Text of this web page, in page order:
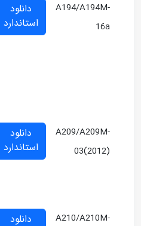
A194/A194M-
16a
دانلود
استاندارد
A209/A209M-
03(2012)
دانلود
استاندارد
A210/A210M-
دانلود